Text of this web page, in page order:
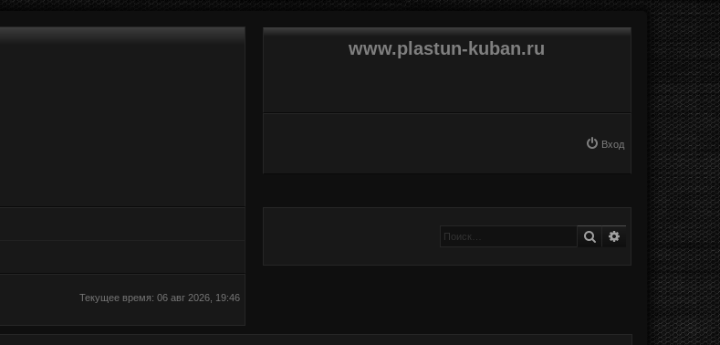
www.plastun-kuban.ru
Вход
Поиск Расширенный
Текущее время: 06 авг 2026, 19:46